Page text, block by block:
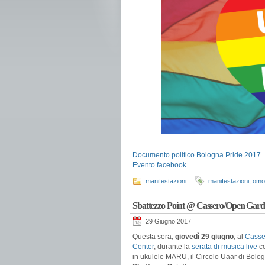
Documento politico Bologna Pride 2017
Evento facebook
manifestazioni manifestazioni
Sbattezzo Point @ Cassero/Open
29 Giugno 2017
Questa sera, giovedì 29 giugno, al
Center, durante la serata di musica live
in ukulele MARU, il Circolo Uaar di